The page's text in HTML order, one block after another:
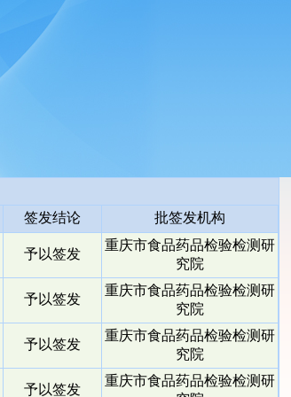
签发结论 批签发机构
予以签发
重庆市食品药品检验检测研
究院
予以签发
重庆市食品药品检验检测研
究院
予以签发
重庆市食品药品检验检测研
究院
予以签发
重庆市食品药品检验检测研